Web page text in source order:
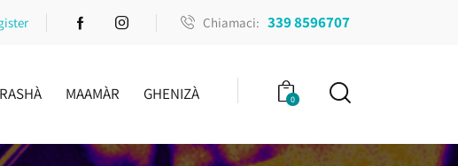
Chiamaci: 339 8596707
MAAMÀR GHENIZÀ 0